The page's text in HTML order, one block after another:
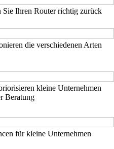
Ihren Router richtig zurück
die verschiedenen Arten
kleine Unternehmen
Beratung
für kleine Unternehmen